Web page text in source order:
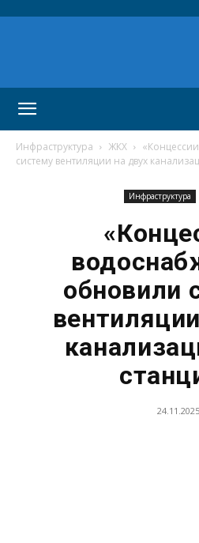
Инфраструктура ЖКХ
систему вентиляции на двух
Инфраструктура
обновили
24.11.2025